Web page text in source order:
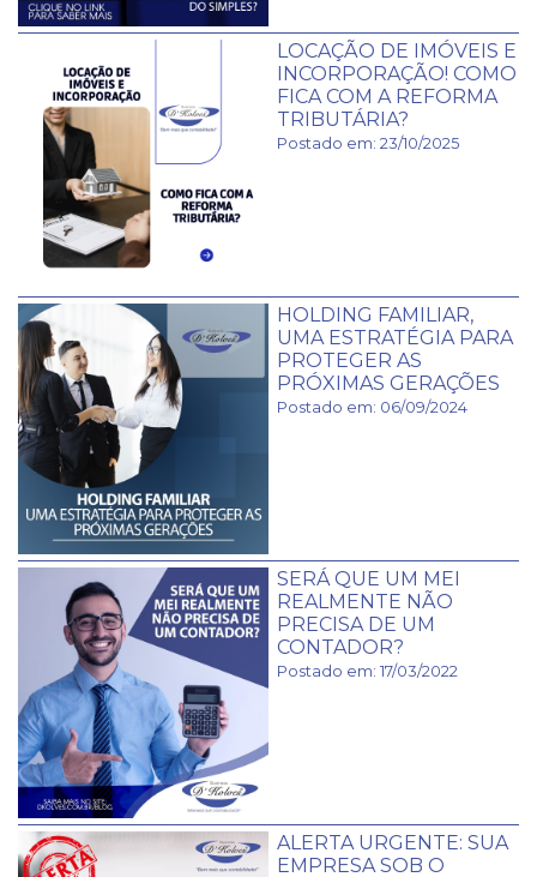
LOCAÇÃO DE IMÓVEIS E
INCORPORAÇÃO! COMO
FICA COM A REFORMA
TRIBUTÁRIA?
Postado em: 23/10/2025
HOLDING FAMILIAR,
UMA ESTRATÉGIA PARA
PROTEGER AS
PRÓXIMAS GERAÇÕES
Postado em: 06/09/2024
SERÁ QUE UM MEI
REALMENTE NÃO
PRECISA DE UM
CONTADOR?
Postado em: 17/03/2022
ALERTA URGENTE: SUA
EMPRESA SOB O